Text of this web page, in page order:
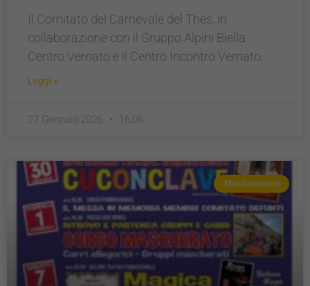
Il Comitato del Carnevale del Thes, in
collaborazione con il Gruppo Alpini Biella
Centro Vernato e il Centro Incontro Vernato,
Leggi »
27 Gennaio 2026 16:06
Manifestazioni